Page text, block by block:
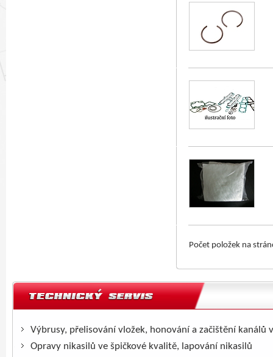
Počet položek na
Výbrusy, přelisování vložek, honování a začištění kanálů
Opravy nikasilů ve špičkové kvalitě, lapování nikasilů